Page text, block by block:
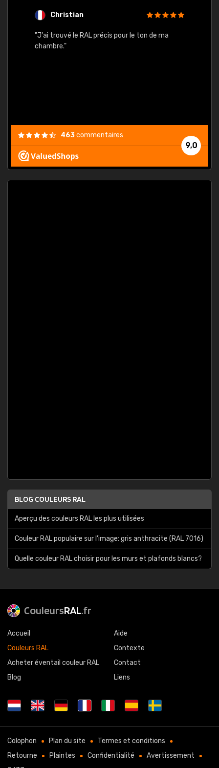
Christian
"J'ai trouvé le RAL précis pour le ton de ma
chambre."
9,0
463commentaires
BLOG COULEURS RAL
Aperçu des couleurs RAL les plus utilisées
Couleur RAL populaire sur l'image: gris anthracite (RAL 7016)
Quelle couleur RAL choisir pour les murs et plafonds blancs?
CouleursRAL.fr
Accueil
Couleurs RAL
Acheter éventail couleur RAL
Blog
Aide
Contexte
Contact
Liens
Colophon Plan du site
Termes et conditions
Retourne
Plaintes Confidentialité
Avertissement